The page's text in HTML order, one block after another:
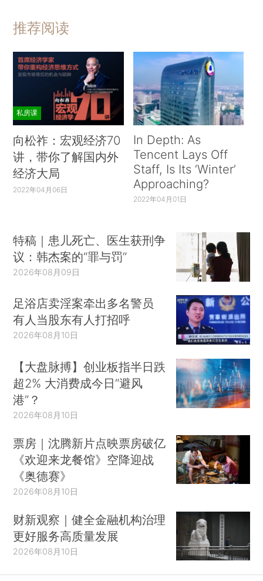
推荐阅读
私房课
向松祚：宏观经济70
讲，带你了解国内外
经济大局
2022年04月06日
In Depth: As
Tencent Lays Off
Staff, Is Its ‘Winter’
Approaching?
2022年04月01日
特稿｜患儿死亡、医生获刑争
议：韩杰案的“罪与罚”
2026年08月09日
足浴店卖淫案牵出多名警员
有人当股东有人打招呼
2026年08月10日
【大盘脉搏】创业板指半日跌
超2% 大消费成今日“避风
港”？
2026年08月10日
票房｜沈腾新片点映票房破亿
《欢迎来龙餐馆》空降迎战
《奥德赛》
2026年08月10日
财新观察｜健全金融机构治理
更好服务高质量发展
2026年08月10日